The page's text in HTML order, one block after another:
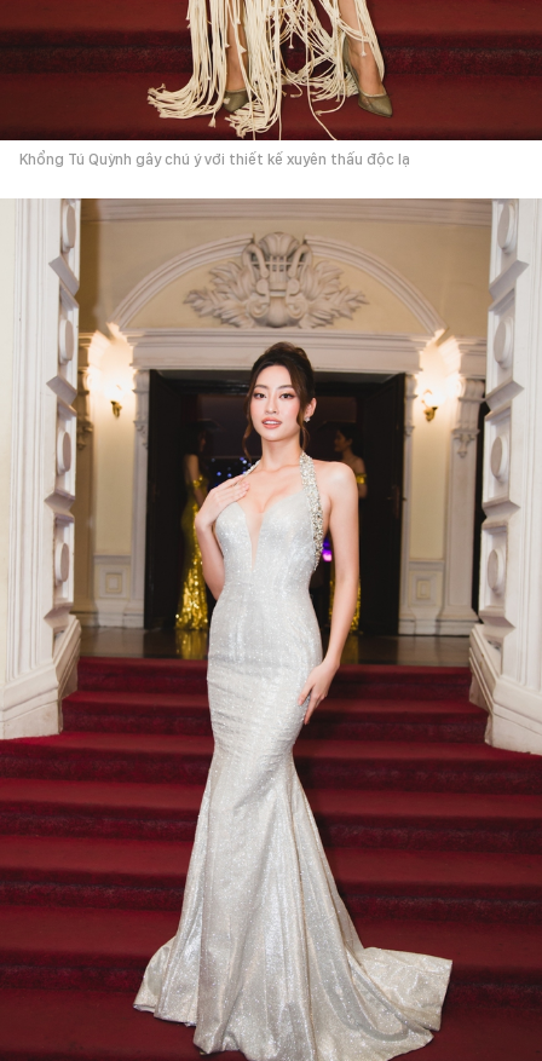
Khổng Tú Quỳnh gây chú ý với thiết kế xuyên thấu độc lạ